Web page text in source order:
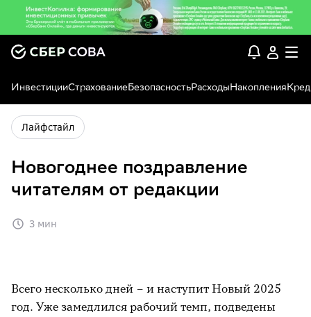
ИнвестицииСтрахованиеБезопасностьРасходыНакопления
Лайфстайл
Новогоднее поздравление
читателям от редакции
3 мин
Всего несколько дней – и наступит Новый 2025
год. Уже замедлился рабочий темп, подведены